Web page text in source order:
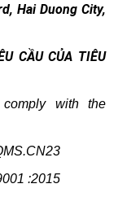
Hai Duong City,
CẦU CỦA TIÊU
with the
:2015